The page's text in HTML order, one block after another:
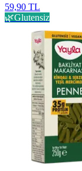
59,90 TL
🌿Glutensiz